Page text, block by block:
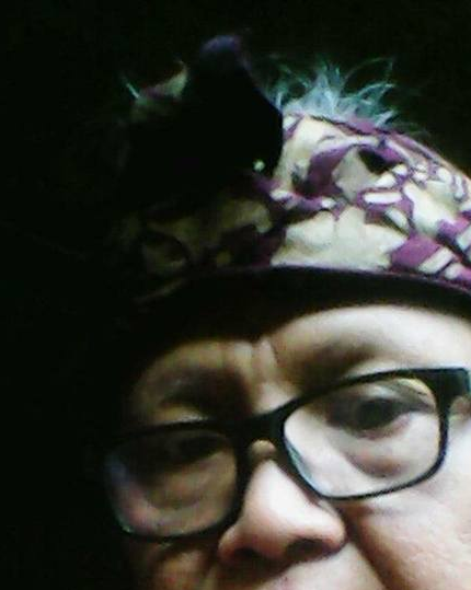
Subscribe